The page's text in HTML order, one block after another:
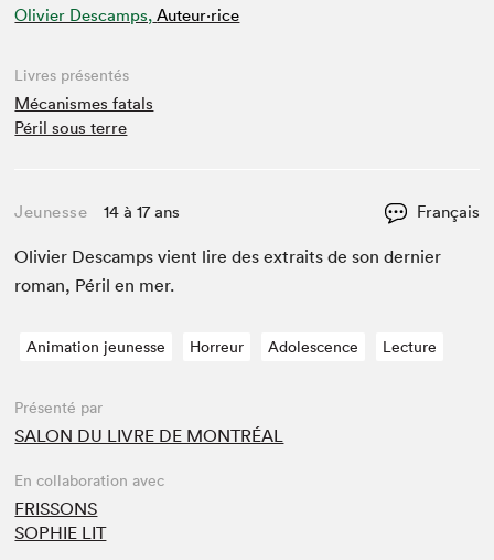
Olivier Descamps, Auteur·rice
Livres présentés
Mécanismes fatals
Péril sous terre
Jeunesse 14 à 17 ans Français
Olivi­er Descamps vient lire des extraits de son dernier
roman, Péril en mer.
Animation jeunesse Horreur Adolescence Lecture
Présenté par
SALON DU LIVRE DE MONTRÉAL
En collaboration avec
FRISSONS
SOPHIE LIT